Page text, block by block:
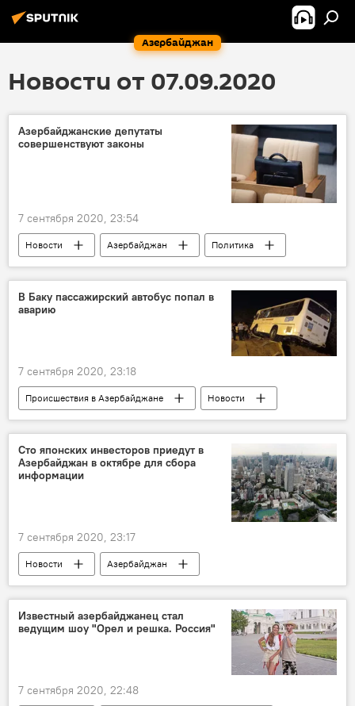
Азербайджан
Новости от 07.09.2020
Азербайджанские депутаты
совершенствуют законы
7 сентября 2020, 23:54
Новости Азербайджан
Политика
Милли Меджлис АР
Законодательство
Депутаты
В Баку пассажирский автобус попал в
аварию
7 сентября 2020, 23:18
Происшествия в Азербайджане
Новости
Происшествия
ЖИЗНЬ
авария
Сто японских инвесторов приедут в
Азербайджан в октябре для сбора
информации
7 сентября 2020, 23:17
Новости
Азербайджан
Новости мира
Экономика
Япония
инвесторы
информация Октябрь
Известный азербайджанец стал
ведущим шоу "Орел и решка. Россия"
7 сентября 2020, 22:48